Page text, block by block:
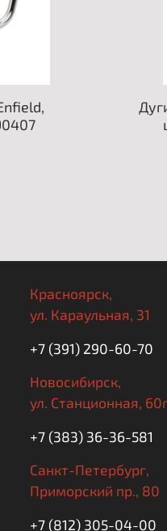
Красноярск,
ул. Караульная, 31
+7 (391) 290-60-70
Новосибирск,
ул. Станционная,
+7 (383) 36-36-581
Санкт-Петербург,
Приморский пр., 80
+7 (812) 305-04-00